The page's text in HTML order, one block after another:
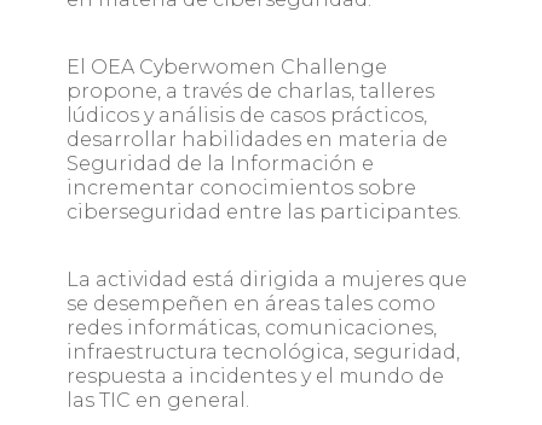
El OEA Cyberwomen Challenge
propone, a través de charlas, talleres
lúdicos y análisis de casos prácticos,
desarrollar habilidades en materia de
Seguridad de la Información e
incrementar conocimientos sobre
ciberseguridad entre las participantes.
La actividad está dirigida a mujeres que
se desempeñen en áreas tales como
redes informáticas, comunicaciones,
infraestructura tecnológica, seguridad,
respuesta a incidentes y el mundo de
las TIC en general.